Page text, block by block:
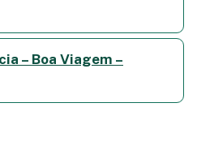
– Boa Viagem –